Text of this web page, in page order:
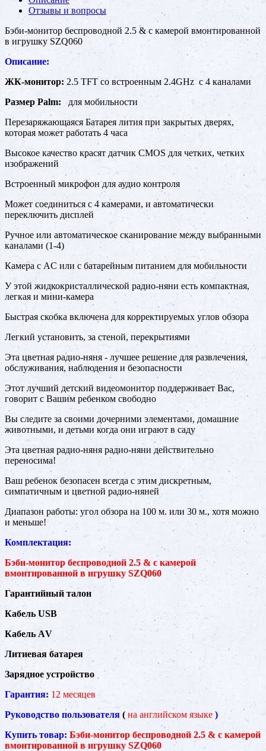
Отзывы и вопросы
Бэби-монитор беспроводной 2.5 & с камерой вмонтированной
в игрушку SZQ060
Описание:
ЖК-монитор: 2.5 TFT со встроенным 2.4GHz с 4 каналами
Размер Palm: для мобильности
Перезаряжающаяся Батарея лития при закрытых дверях,
которая может работать 4 часа
Высокое качество красят датчик CMOS для четких, четких
изображений
Встроенный микрофон для аудио контроля
Может соединиться с 4 камерами, и автоматически
переключить дисплей
Ручное или автоматическое сканирование между выбранными
каналами (1-4)
Камера с AC или с батарейным питанием для мобильности
У этой жидкокристаллической радио-няни есть компактная,
легкая и мини-камера
Быстрая скобка включена для корректируемых углов обзора
Легкий установить, за стеной, перекрытиями
Эта цветная радио-няня - лучшее решение для развлечения,
обслуживания, наблюдения и безопасности
Этот лучший детский видеомонитор поддерживает Вас,
говорит с Вашим ребенком свободно
Вы следите за своими дочерними элементами, домашние
животными, и детьми когда они играют в саду
Эта цветная радио-няня радио-няни действительно
переносима!
Ваш ребенок безопасен всегда с этим дискретным,
симпатичным и цветной радио-няней
Диапазон работы: угол обзора на 100 м. или 30 м., хотя можно
и меньше!
Комплектация:
Бэби-монитор беспроводной 2.5 & с камерой
вмонтированной в игрушку SZQ060
Гарантийный талон
Кабель USB
Кабель АV
Литиевая батарея
Зарядное устройство
Гарантия: 12 месяцев
Руководство пользователя ( на английском языке )
Купить товар: Бэби-монитор беспроводной 2.5 & с камерой
вмонтированной в игрушку SZQ060